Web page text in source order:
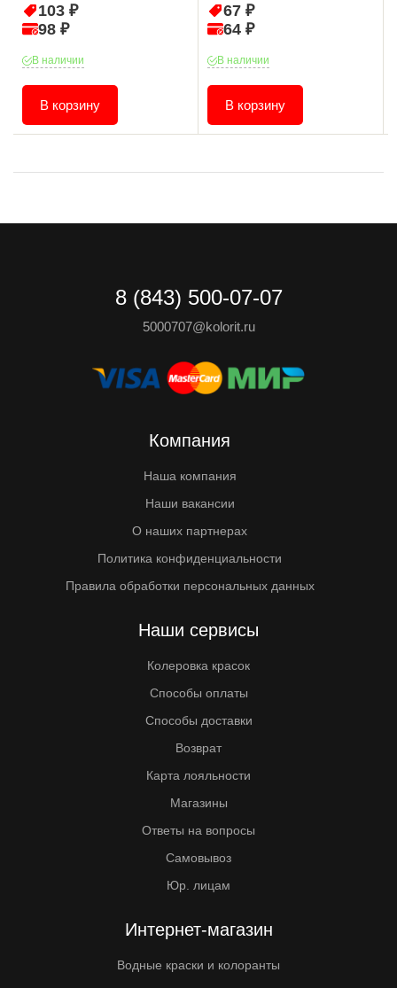
103 ₽
98 ₽
В наличии
В корзину
67 ₽
64 ₽
В наличии
В корзину
8 (843) 500-07-07
5000707@kolorit.ru
Компания
Наша компания
Наши вакансии
О наших партнерах
Политика конфиденциальности
Правила обработки персональных данных
Наши сервисы
Колеровка красок
Способы оплаты
Способы доставки
Возврат
Карта лояльности
Магазины
Ответы на вопросы
Самовывоз
Юр. лицам
Интернет-магазин
Водные краски и колоранты